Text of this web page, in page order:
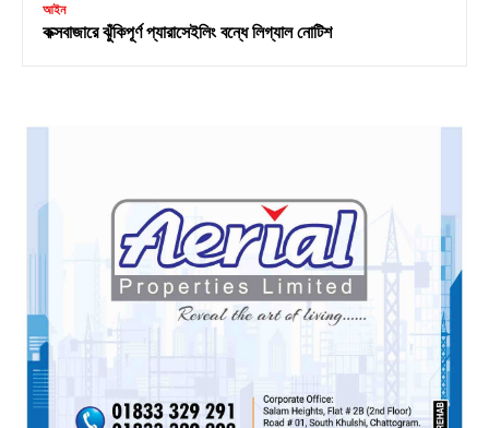
আইন
কক্সবাজারে ঝুঁকিপূর্ণ প্যারাসেইলিং বন্ধে লিগ্যাল নোটিশ